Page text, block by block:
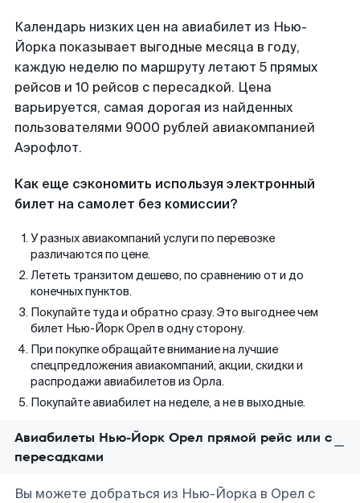
Календарь низких цен на авиабилет из Нью-
Йорка показывает выгодные месяца в году,
каждую неделю по маршруту летают 5 прямых
рейсов и 10 рейсов с пересадкой. Цена
варьируется, самая дорогая из найденных
пользователями 9000 рублей авиакомпанией
Аэрофлот.
Как еще сэкономить используя электронный
билет на самолет без комиссии?
У разных авиакомпаний услуги по перевозке
различаются по цене.
Лететь транзитом дешево, по сравнению от и до
конечных пунктов.
Покупайте туда и обратно сразу. Это выгоднее чем
билет Нью-Йорк Орел в одну сторону.
При покупке обращайте внимание на лучшие
спецпредложения авиакомпаний, акции, скидки и
распродажи авиабилетов из Орла.
Покупайте авиабилет на неделе, а не в выходные.
Авиабилеты Нью-Йорк Орел прямой рейс или с
пересадками
Вы можете добраться из Нью-Йорка в Орел с